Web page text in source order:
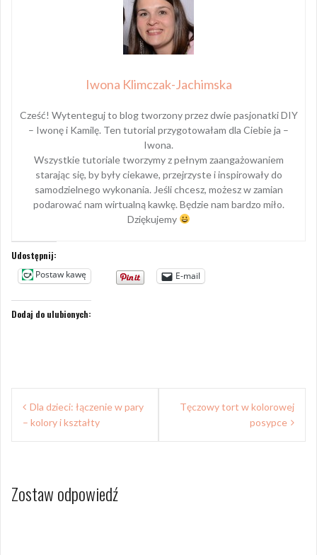
Iwona Klimczak-Jachimska
Cześć! Wytenteguj to blog tworzony przez dwie pasjonatki DIY
– Iwonę i Kamilę. Ten tutorial przygotowałam dla Ciebie ja –
Iwona.
Wszystkie tutoriale tworzymy z pełnym zaangażowaniem
starając się, by były ciekawe, przejrzyste i inspirowały do
samodzielnego wykonania. Jeśli chcesz, możesz w zamian
podarować nam wirtualną kawkę. Będzie nam bardzo miło.
Dziękujemy
Udostępnij:
Postaw kawę
E-mail
Dodaj do ulubionych:
Nawigacja
wpisu
Dla dzieci: łączenie w pary
– kolory i kształty
Tęczowy tort w kolorowej
posypce
Zostaw odpowiedź